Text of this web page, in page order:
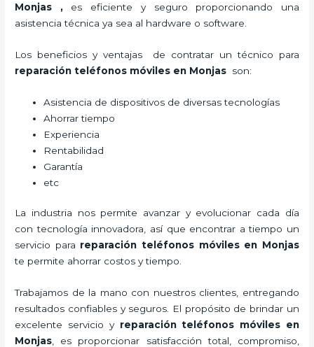
Monjas
,es eficiente y seguro proporcionando una
asistencia técnica ya sea al hardware o software.
Los beneficios y ventajas de contratar un técnico para
reparación teléfonos móviles en Monjas son:
Asistencia de dispositivos de diversas tecnologías
Ahorrar tiempo
Experiencia
Rentabilidad
Garantía
etc
La industria nos permite avanzar y evolucionar cada día
con tecnología innovadora, así que encontrar a tiempo un
servicio para reparación teléfonos móviles en Monjas
te permite ahorrar costos y tiempo.
Trabajamos de la mano con nuestros clientes, entregando
resultados confiables y seguros. El propósito de brindar un
excelente servicio y reparación teléfonos móviles en
Monjas , es proporcionar satisfacción total, compromiso,